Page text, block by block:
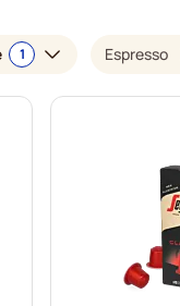
1 Espresso